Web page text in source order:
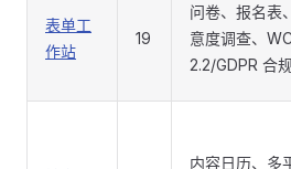
表单工
作站
19
问卷、报名表
意度调查、
2.2/GDPR 合规
内容日历、多